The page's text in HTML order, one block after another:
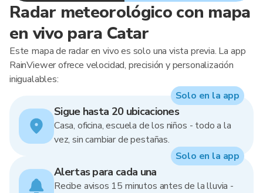
Radar meteorológico con mapa
en vivo para Catar
Este mapa de radar en vivo es solo una vista previa. La app
RainViewer ofrece velocidad, precisión y personalización
inigualables:
Sigue hasta 20 ubicaciones
Casa, oficina, escuela de los niños - todo a la
vez, sin cambiar de pestañas.
Solo en la app
Alertas para cada una
Recibe avisos 15 minutos antes de la lluvia -
Solo en la app